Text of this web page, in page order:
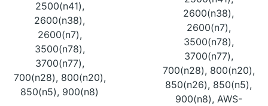
2500(n41),
2600(n38),
2600(n7),
3500(n78),
3700(n77),
700(n28), 800(n20),
850(n5), 900(n8)
2600(n38),
2600(n7),
3500(n78),
3700(n77),
700(n28), 800(n20),
850(n26), 850(n5),
900(n8), AWS-